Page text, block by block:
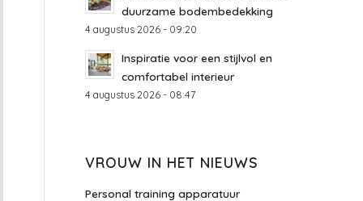
duurzame bodembedekking
4 augustus 2026 - 09:20
Inspiratie voor een stijlvol en
comfortabel interieur
4 augustus 2026 - 08:47
VROUW IN HET NIEUWS
Personal training apparatuur